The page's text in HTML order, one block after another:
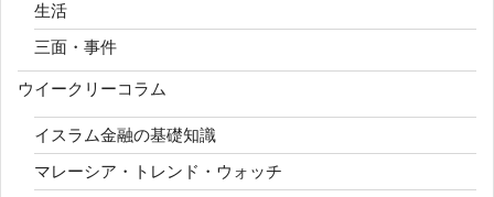
生活
三面・事件
ウイークリーコラム
イスラム金融の基礎知識
マレーシア・トレンド・ウォッチ